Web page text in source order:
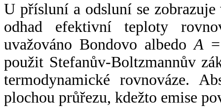
U přísluní a odsluní se
odhad efektivní teploty
uvažováno Bondovo albedoA
použit Stefanův-Boltzmannův
termodynamické rovnováze.
plochou průřezu, kdežto emise